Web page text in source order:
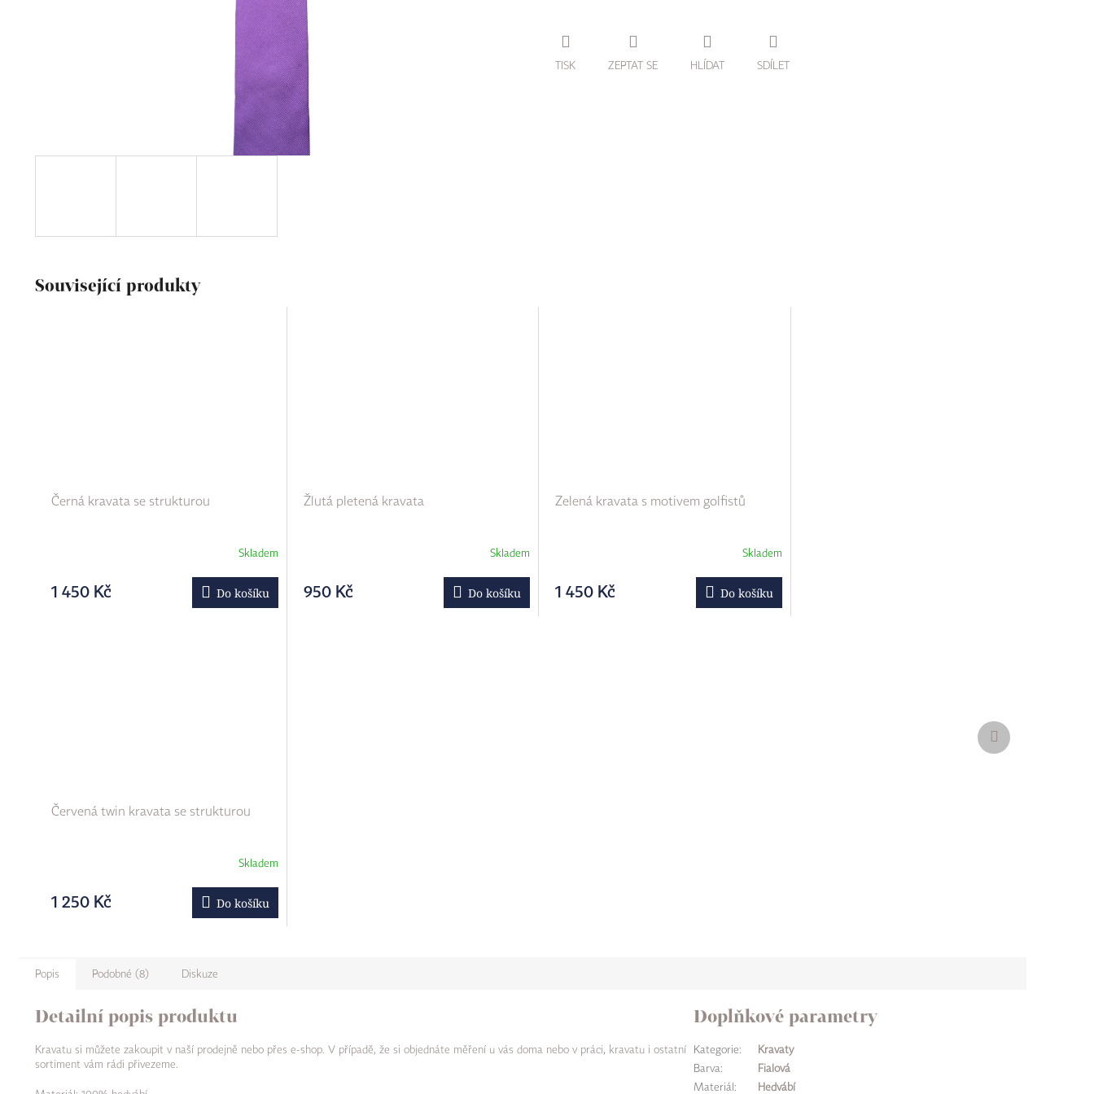
TISK ZEPTAT SE HLÍDAT SDÍLET
Související produkty
Černá kravata se strukturou
Skladem
1 450 Kč Do košíku
Žlutá pletená kravata
Skladem
950 Kč Do košíku
Zelená kravata s motivem golfistů
Skladem
1 450 Kč Do košíku
Červená twin kravata se strukturou
Skladem
1 250 Kč Do košíku
Další
produkt
Popis Podobné (8) Diskuze
Detailní popis produktu
Kravatu si můžete zakoupit v naší prodejně nebo přes e-shop. V případě, že si objednáte měření u vás doma nebo v práci, kravatu i ostatní
sortiment vám rádi přivezeme.
Doplňkové parametry
Kategorie:
Kravaty
Barva:
Fialová
Materiál : Hedvábí